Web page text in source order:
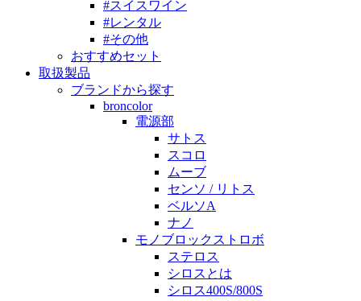
#スイスワイン
#レンタル
#その他
おすすめセット
取扱製品
ブランドから探す
broncolor
電源部
サトス
スコロ
ムーブ
センソ / リトス
ベルソA
ナノ
モノブロックストロボ
ステロス
シロスとは
シロス400S/800S